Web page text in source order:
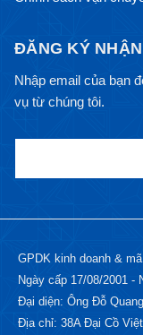
ĐĂNG KÝ
Nhập email của bạn
vụ từ chúng tôi.
GPDK kinh doanh &
Ngày cấp 17/08/2001 -
Đại diện: Ông Đỗ
Địa chỉ: 38A Đại Cồ